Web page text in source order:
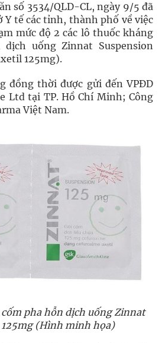
số 3534/QLD-CL, ngày 9/5 đã
Y tế các tỉnh, thành phố về việc
mức độ 2 các lô thuốc kháng
uống Zinnat Suspension
125mg).
đồng thời được gửi đến VPĐD
Ltd tại TP. Hồ Chí Minh; Công
Việt Nam.
pha hỗn dịch uống Zinnat
(Hình minh họa)